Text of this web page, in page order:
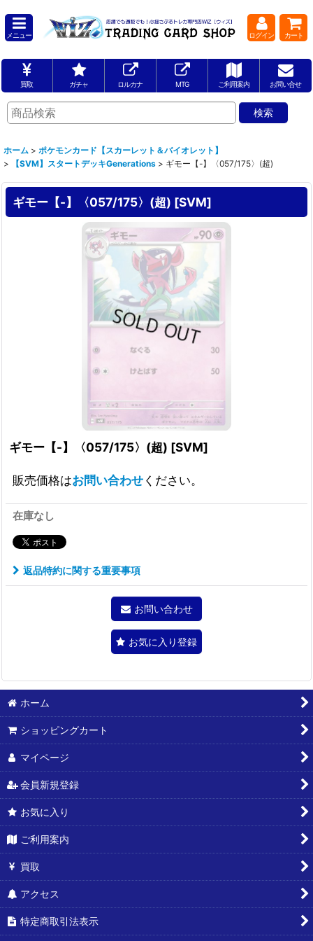
メニュー ログイン カート
買取 ガチャ ロルカナ MTG ご利用案内 お問い合せ
ホーム > ポケモンカード【スカーレット＆バイオレット】
>
【SVM】スタートデッキGenerations > ギモー【-】〈057/175〉(超)
ギモー【-】〈057/175〉(超) [SVM]
ギモー【-】〈057/175〉(超) [SVM]
販売価格はお問い合わせください。
在庫なし
返品特約に関する重要事項
お問い合わせ
お気に入り登録
ホーム
ショッピングカート
マイページ
会員新規登録
お気に入り
ご利用案内
買取
アクセス
特定商取引法表示